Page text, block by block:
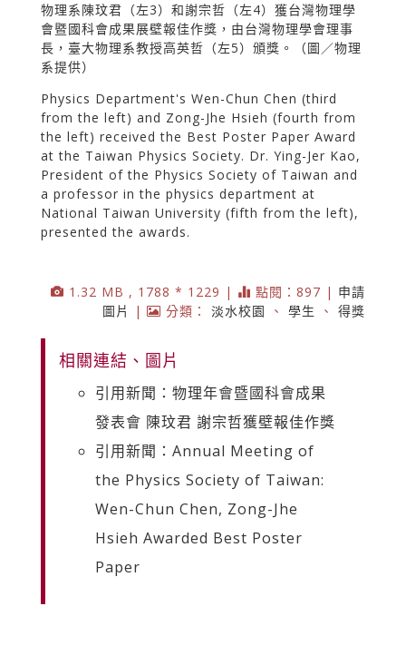
物理系陳玟君（左3）和謝宗哲（左4）獲台灣物理學
會暨國科會成果展壁報佳作獎，由台灣物理學會理事
長，臺大物理系教授高英哲（左5）頒獎。（圖／物理
系提供）
Physics Department's Wen-Chun Chen (third
from the left) and Zong-Jhe Hsieh (fourth from
the left) received the Best Poster Paper Award
at the Taiwan Physics Society. Dr. Ying-Jer Kao,
President of the Physics Society of Taiwan and
a professor in the physics department at
National Taiwan University (fifth from the left),
presented the awards.
1.32 MB , 1788 * 1229 | 點閱：897 | 申請
圖片
| 分類： 淡水校園 、 學生 、 得獎
相關連結、圖片
引用新聞：物理年會暨國科會成果
發表會 陳玟君 謝宗哲獲壁報佳作獎
引用新聞：Annual Meeting of
the Physics Society of Taiwan:
Wen-Chun Chen, Zong-Jhe
Hsieh Awarded Best Poster
Paper